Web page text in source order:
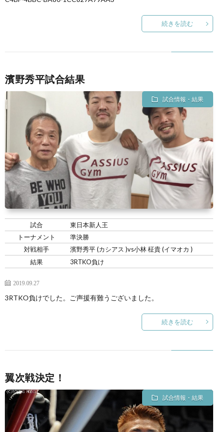
集
風
景
わ
せ
続きを読む
濱野秀平試合結果
試合情報・結果
試合
東日本新人王
トーナメント
準決勝
対戦相手
濱野秀平 (カシアス )vs小林 柾貴 (イマオカ )
結果
3RTKO負け
2019.09.27
3RTKO負けでした。ご声援有難うございました。
続きを読む
翼次戦決定！
試合情報・結果